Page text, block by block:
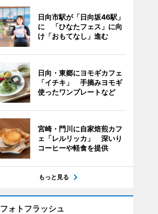
日向市駅が「日向坂46駅」
に 「ひなたフェス」に向
け「おもてなし」進む
日向・東郷にヨモギカフェ
「イチキ」 手摘みヨモギ
使ったワンプレートなど
宮崎・門川に自家焙煎カフ
ェ「レルリッカ」 深いり
コーヒーや軽食を提供
もっと見る
フォトフラッシュ